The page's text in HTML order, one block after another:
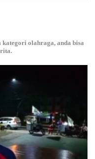
olahraga, anda bisa